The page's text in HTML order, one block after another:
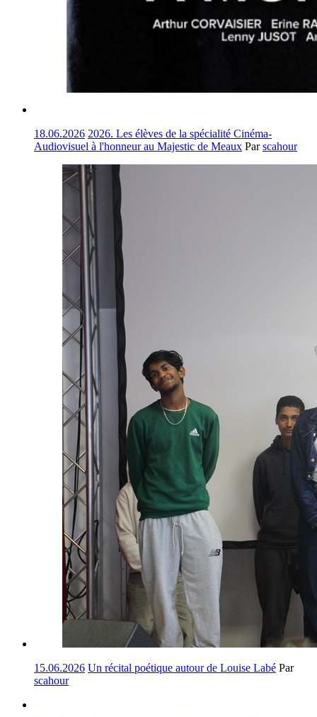
18.06.2026 2026. Les élèves de la spécialité Cinéma-
Audiovisuel à l'honneur au Majestic de Meaux Parscahour
15.06.2026 Un récital poétique autour de Louise Labé Par
scahour